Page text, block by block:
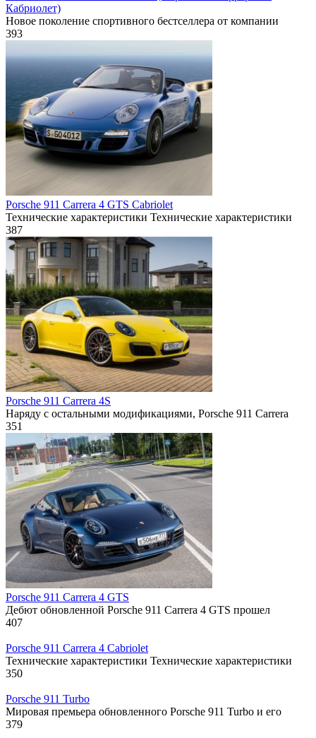
Кабриолет)
Новое поколение спортивного бестселлера от компании
393
Porsche 911 Carrera 4 GTS Cabriolet
Технические характеристики Технические характеристики
387
Porsche 911 Carrera 4S
Наряду с остальными модификациями, Porsche 911 Carrera
351
Porsche 911 Carrera 4 GTS
Дебют обновленной Porsche 911 Carrera 4 GTS прошел
407
Porsche 911 Carrera 4 Cabriolet
Технические характеристики Технические характеристики
350
Porsche 911 Turbo
Мировая премьера обновленного Porsche 911 Turbo и его
379